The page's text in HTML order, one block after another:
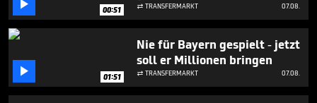
minutes,
0
 00:51  TRANSFERMARKT 07.08.
 01:51
Nie für Bayern gespielt - jetzt
soll er Millionen bringen
 TRANSFERMARKT 07.08.